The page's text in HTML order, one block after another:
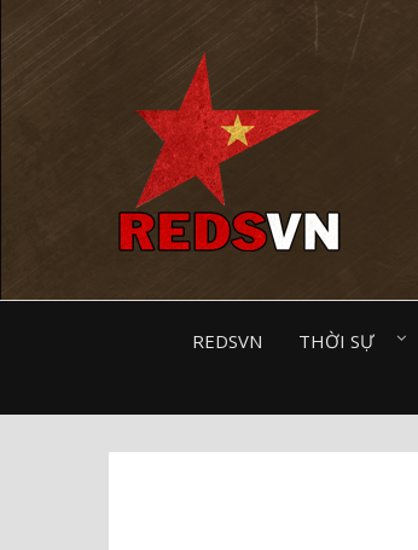
REDSVN THỜI SỰ⠀